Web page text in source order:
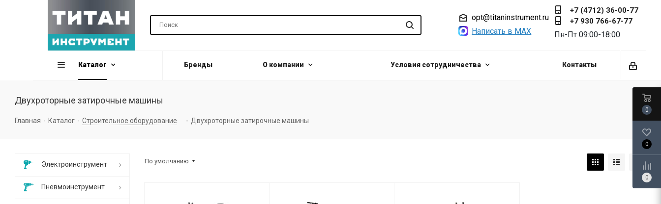
opt@titaninstrument.ru
Написать в MAX
+7 (4712) 36-00-77
+7 930 766-67-77
Пн-Пт 09:00-18:00
Каталог Бренды О компании Условия сотрудничества Контакты
Двухроторные затирочные машины
Главная - Каталог - Строительное оборудование - Двухроторные затирочные машины
По умолчанию
Электроинструмент
Пневмоинструмент
0
0
0